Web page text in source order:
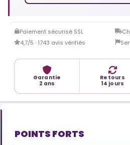
Paiement sécurisé SSL
4,7/5 · 1743 avis vérifiés
Garantie
2 ans
Retours
14 jours
POINTS FORTS